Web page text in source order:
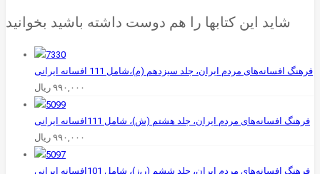
شاید این کتابها را هم دوست داشته باشید بخوانید
فرهنگ افسانه‌های مردم ایران، جلد سیزدهم (م)،شامل 111 افسانه ایرانی
۹۹۰,۰۰۰ ریال
فرهنگ افسانه‌های مردم ایران، جلد هشتم (ش)، شامل 111افسانه ایرانی
۹۹۰,۰۰۰ ریال
فرهنگ افسانه‌های مردم ایران، جلد ششم (ر،ز)، شامل 101افسانه ایرانی